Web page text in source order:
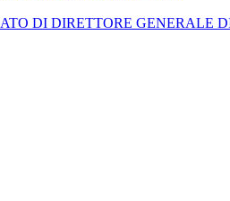
DI DIRETTORE GENERALE